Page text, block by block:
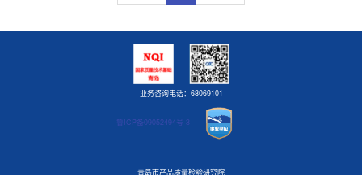
业务咨询电话：68069101
鲁ICP备09052494号-3
青岛市产品质量检验研究院